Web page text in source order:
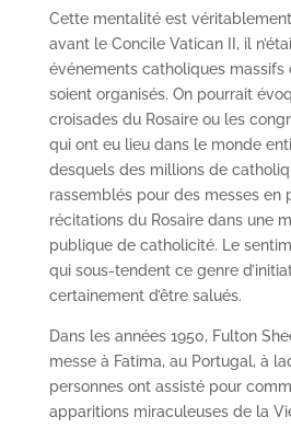
Cette mentalité est
avant le Concile Vatican II, il
événements catholiques massifs
soient organisés. On pourrait
croisades du Rosaire ou les
qui ont eu lieu dans le monde
desquels des millions de
rassemblés pour des messes en
récitations du Rosaire dans une
publique de catholicité. Le
qui sous-tendent ce genre
certainement d’être salués.
Dans les années 1950, Fulton
messe à Fatima, au Portugal, à
personnes ont assisté pour
apparitions miraculeuses de la